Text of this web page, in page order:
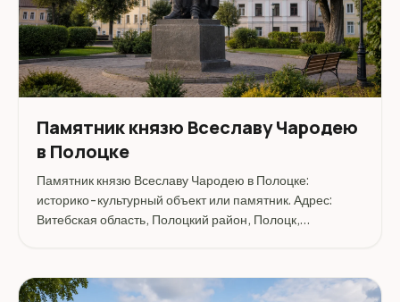
Памятник князю Всеславу Чародею
в Полоцке
Памятник князю Всеславу Чародею в Полоцке:
историко-культурный объект или памятник. Адрес:
Витебская область, Полоцкий район, Полоцк,